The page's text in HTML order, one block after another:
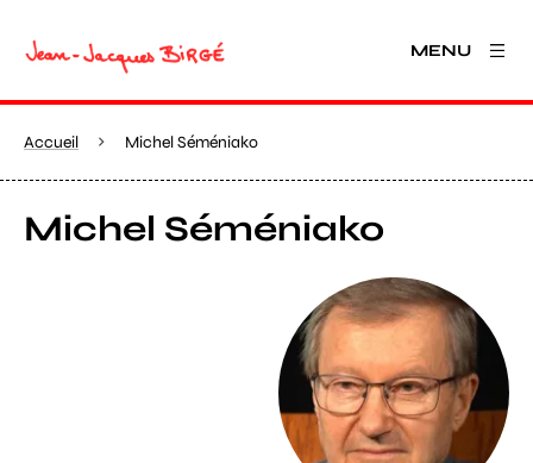
MENU
Accueil Michel Séméniako
Michel Séméniako
Agrandir